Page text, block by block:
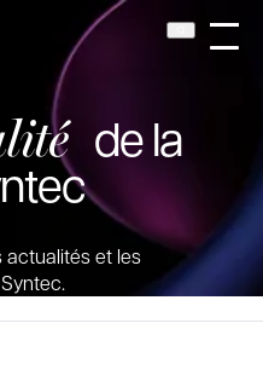
de la
actualités et les